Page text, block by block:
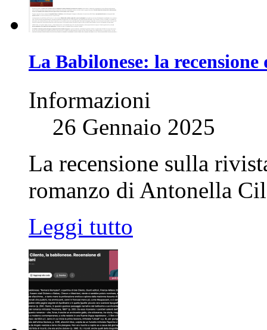
La Babilonese: la
Informazioni
26 Gennaio 2025
La recensione sulla
romanzo di Antonella
Leggi tutto